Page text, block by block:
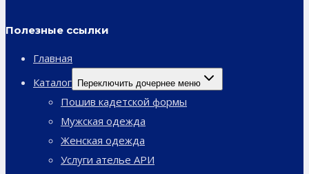
Полезные ссылки
Главная
Каталог Переключить дочернее меню
Пошив кадетской формы
Мужская одежда
Женская одежда
Услуги ателье АРИ